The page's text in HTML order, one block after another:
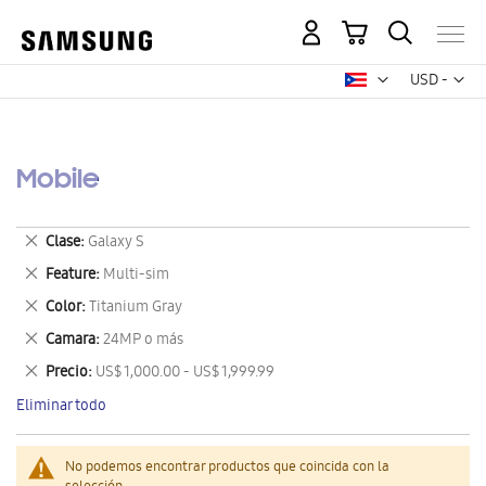
USD -
dólar
Mi carrito
Mobile
No podemos encontrar productos que coincida con la
Clase Galaxy S
Eliminar
este
artículo
Feature Multi-sim
Eliminar
este
artículo
Color Titanium Gray
Eliminar
este
artículo
Camara 24MP o más
Eliminar
este
artículo
Precio US$ 1,000.00 - US$ 1,999.99
Eliminar
este
artículo
Eliminar todo